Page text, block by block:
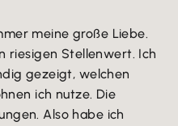
meine große Liebe.
riesigen Stellenwert. Ich
gezeigt, welchen
ich nutze. Die
Also habe ich